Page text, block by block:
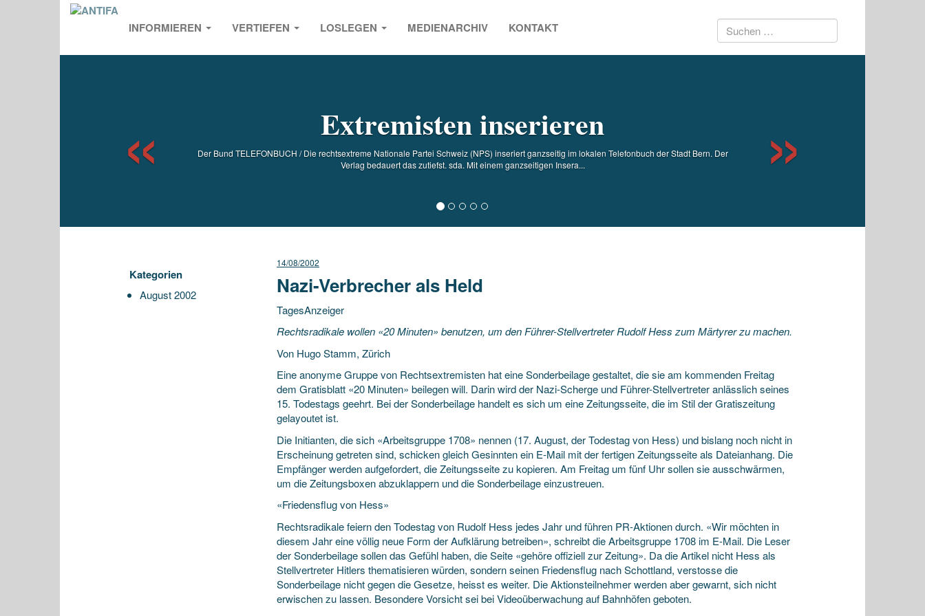
INFORMIEREN VERTIEFEN LOSLEGEN MEDIENARCHIV KONTAKT Suchen
Extremisten inserieren
Der Bund TELEFONBUCH / Die rechtsextreme Nationale Partei Schweiz (NPS) inseriert ganzseitig im lokalen Telefonbuch der Stadt Bern. Der
Verlag bedauert das zutiefst. sda. Mit einem ganzseitigen Insera...
Kategorien
August 2002
14/08/2002
Nazi-Verbrecher als Held
TagesAnzeiger
Rechtsradikale wollen «20 Minuten» benutzen, um den Führer-Stellvertreter Rudolf Hess zum Märtyrer zu machen.
Von Hugo Stamm, Zürich
Eine anonyme Gruppe von Rechtsextremisten hat eine Sonderbeilage gestaltet, die sie am kommenden Freitag
dem Gratisblatt «20 Minuten» beilegen will. Darin wird der Nazi-Scherge und Führer-Stellvertreter anlässlich seines
15. Todestags geehrt. Bei der Sonderbeilage handelt es sich um eine Zeitungsseite, die im Stil der Gratiszeitung
gelayoutet ist.
Die Initianten, die sich «Arbeitsgruppe 1708» nennen (17. August, der Todestag von Hess) und bislang noch nicht in
Erscheinung getreten sind, schicken gleich Gesinnten ein E-Mail mit der fertigen Zeitungsseite als Dateianhang. Die
Empfänger werden aufgefordert, die Zeitungsseite zu kopieren. Am Freitag um fünf Uhr sollen sie ausschwärmen,
um die Zeitungsboxen abzuklappern und die Sonderbeilage einzustreuen.
«Friedensflug von Hess»
Rechtsradikale feiern den Todestag von Rudolf Hess jedes Jahr und führen PR-Aktionen durch. «Wir möchten in
diesem Jahr eine völlig neue Form der Aufklärung betreiben», schreibt die Arbeitsgruppe 1708 im E-Mail. Die Leser
der Sonderbeilage sollen das Gefühl haben, die Seite «gehöre offiziell zur Zeitung». Da die Artikel nicht Hess als
Stellvertreter Hitlers thematisieren würden, sondern seinen Friedensflug nach Schottland, verstosse die
Sonderbeilage nicht gegen die Gesetze, heisst es weiter. Die Aktionsteilnehmer werden aber gewarnt, sich nicht
erwischen zu lassen. Besondere Vorsicht sei bei Videoüberwachung auf Bahnhöfen geboten.